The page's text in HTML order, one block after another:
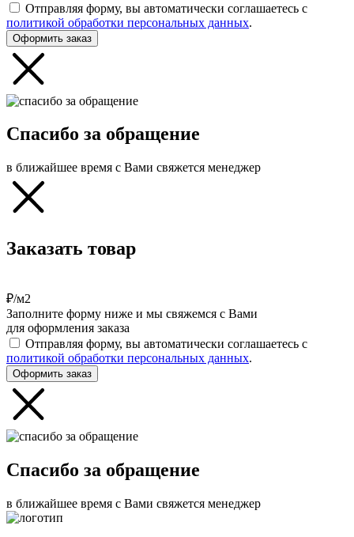
Отправляя форму, вы автоматически соглашаетесь с
политикой обработки персональных данных.
Оформить заказ
Спасибо за обращение
в ближайшее время с Вами свяжется менеджер
Заказать товар
₽/м2
Заполните форму ниже и мы свяжемся с Вами
для оформления заказа
Отправляя форму, вы автоматически соглашаетесь с
политикой обработки персональных данных.
Оформить заказ
Спасибо за обращение
в ближайшее время с Вами свяжется менеджер